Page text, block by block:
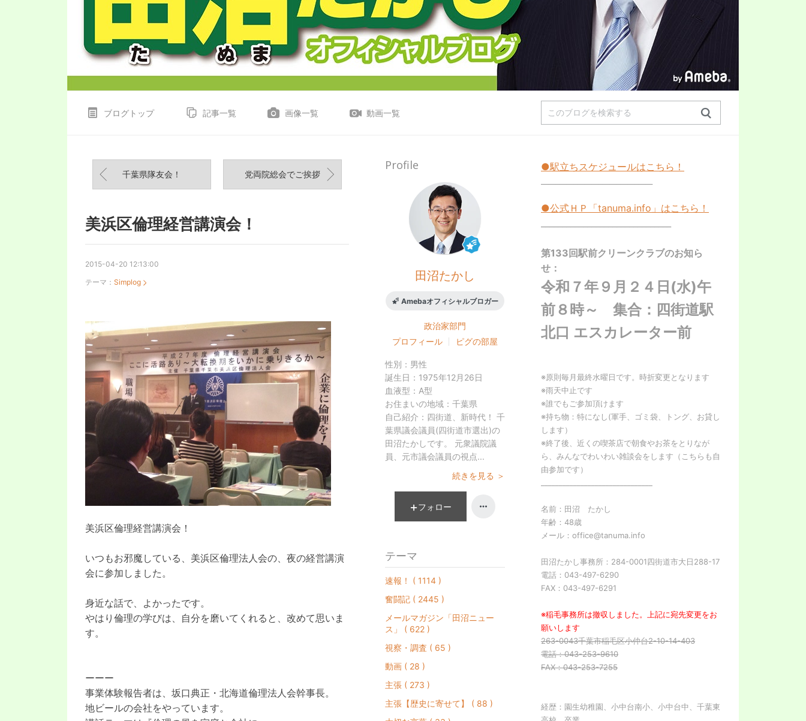
ブログトップ 記事一覧 画像一覧 動画一覧
千葉県隊友会！ 党両院総会でご挨拶
美浜区倫理経営講演会！
2015-04-20 12:13:00
テーマ： Simplog
美浜区倫理経営講演会！
いつもお邪魔している、美浜区倫理法人会の、夜の経営講演
会に参加しました。
身近な話で、よかったです。
やはり倫理の学びは、自分を磨いてくれると、改めて思いま
す。
ーーー
事業体験報告者は、坂口典正・北海道倫理法人会幹事長。
地ビールの会社をやっています。
●駅立ちスケジュールはこちら！
●公式ＨＰ「tanuma.info 」はこちら！
第133回駅前クリーンクラブのお知ら
せ：
令和７年９月２４日(水)午
前８時～ 集合：四街道駅
北口 エスカレーター前
※原則毎月最終水曜日です。時折変更となります
※雨天中止です
※誰でもご参加頂けます
※持ち物：特になし(軍手、ゴミ袋、トング、お貸し
します）
※終了後、近くの喫茶店で朝食やお茶をとりなが
ら、みんなでわいわい雑談会をします（こちらも自
由参加です）
名前：田沼 たかし
年齢：48歳
メール：office@tanuma.info
田沼たかし事務所：284-0001四街道市大日288-17
電話：043-497-6290
FAX：043-497-6291
※稲毛事務所は撤収しました。上記に宛先変更をお
願いします
263-0043千葉市稲毛区小仲台2-10-14-403
電話：043-253-9610
FAX：043-253-7255
経歴：園生幼稚園、小中台南小、小中台中、千葉東
Profile
田沼たかし
Amebaオフィシャルブロガー
政治家部門
プロフィール
ピグの部屋
性別： 男性
誕生日： 1975年12月26日
血液型： A型
お住まいの地域： 千葉県
自己紹介： 四街道、新時代！ 千
葉県議会議員(四街道市選出)の
田沼たかしです。 元衆議院議
員、元市議会議員の視点...
続きを見る ＞
フォロー
テーマ
速報！ ( 1114 )
奮闘記 ( 2445 )
メールマガジン「田沼ニュー
ス」 ( 622 )
視察・調査 ( 65 )
動画 ( 28 )
主張 ( 273 )
主張【歴史に寄せて】 ( 88 )